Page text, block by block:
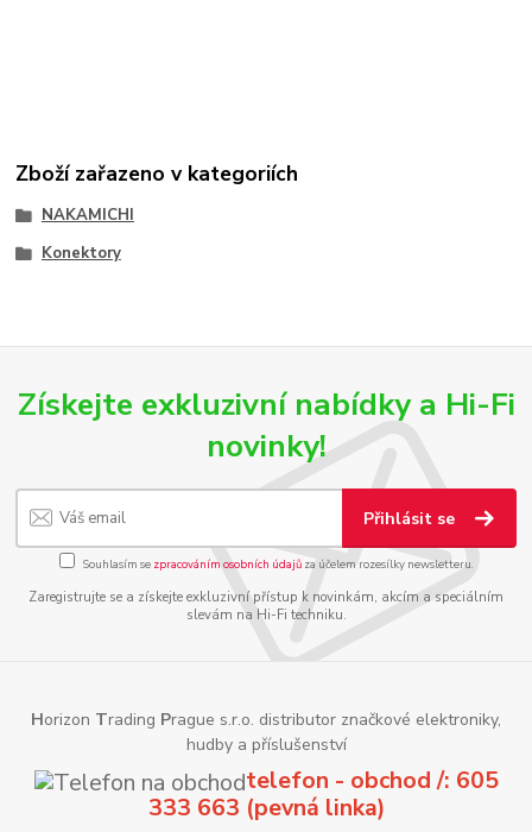
Zboží zařazeno v kategoriích
NAKAMICHI
Konektory
Získejte exkluzivní nabídky a Hi-Fi
novinky!
Přihlásit se
Souhlasím se zpracováním osobních údajůza účelem rozesílky newsletteru.
Zaregistrujte se a získejte exkluzivní přístup k novinkám, akcím a speciálním
slevám na Hi-Fi techniku.
Horizon Trading Prague s.r.o. distributor značkové elektroniky,
hudby a příslušenství
telefon - obchod /: 605
333 663 (pevná linka)